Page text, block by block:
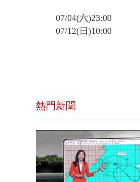
07/04(六)23:00
07/12(日)10:00
熱門新聞